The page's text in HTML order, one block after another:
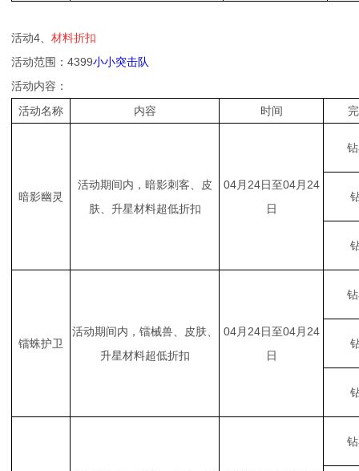
活动4、 材料折扣
活动范围：4399小小突击队
活动内容：
活动名称
内容 时间
暗影幽灵
活动期间内，暗影刺客、皮
肤、升星材料超低折扣
04月24日至04月24
日
镭蛛护卫
活动期间内，镭械兽、皮肤、
升星材料超低折扣
04月24日至04月24
日